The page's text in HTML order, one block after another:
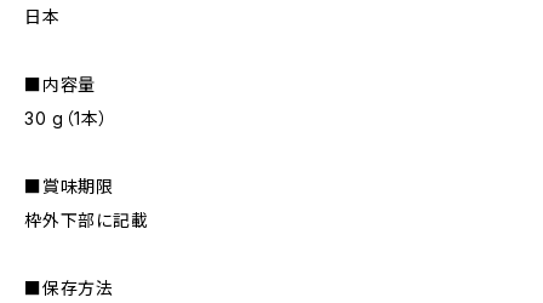
日本
■内容量
30 g（1本）
■賞味期限
枠外下部に記載
■保存方法